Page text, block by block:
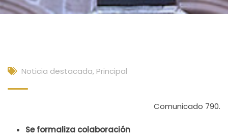
Noticia destacada, Principal
Comunicado 790.
Se formaliza colaboración